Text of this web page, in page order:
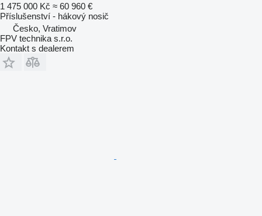
1 475 000 Kč ≈ 60 960 €
Příslušenství - hákový nosič
Česko, Vratimov
FPV technika s.r.o.
Kontakt s dealerem